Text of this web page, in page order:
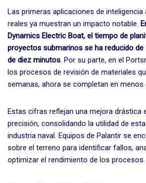
Las primeras aplicaciones de
reales ya muestran un impacto notable.
Dynamics Electric Boat, el tiempo de
proyectos submarinos se ha reducido
de diez minutos. Por su parte, en el
los procesos de revisión de materiales
semanas, ahora se completan en menos
Estas cifras reflejan una mejora drástica
precisión, consolidando la utilidad de
industria naval. Equipos de Palantir se
sobre el terreno para identificar fallos,
optimizar el rendimiento de los procesos.